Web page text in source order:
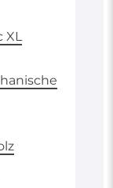
XL